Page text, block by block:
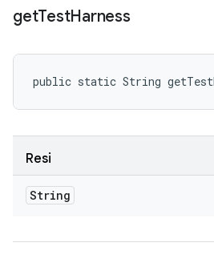
getTestHarness
public static String
Resi
String